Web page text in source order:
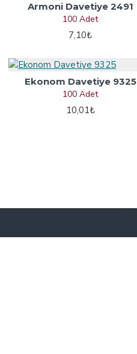
Armoni Davetiye 2491
100 Adet
7,10₺
Ekonom Davetiye 9325
100 Adet
10,01₺